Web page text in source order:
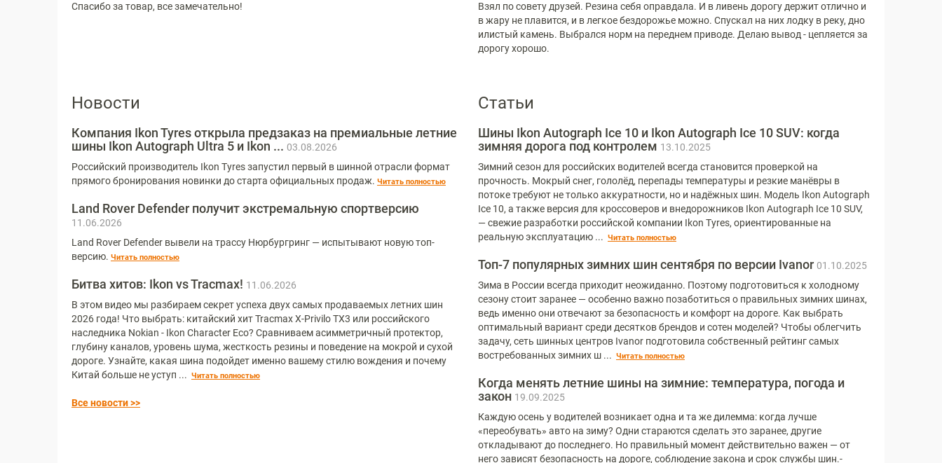
Спасибо за товар, все замечательно!
Взял по совету друзей. Резина себя оправдала. И в ливень дорогу держит отлично и
в жару не плавится, и в легкое бездорожье можно. Спускал на них лодку в реку, дно
илистый камень. Выбрался норм на переднем приводе. Делаю вывод - цепляется за
дорогу хорошо.
Новости
Компания Ikon Tyres открыла предзаказ на премиальные летние
шины Ikon Autograph Ultra 5 и Ikon ... 03.08.2026
Российский производитель Ikon Tyres запустил первый в шинной отрасли формат
прямого бронирования новинки до старта официальных продаж.­ Читать полностью
Land Rover Defender получит экстремальную спортверсию
11.06.2026
Land Rover Defender вывели на трассу Нюрбургринг — испытывают новую топ-
версию.­ Читать полностью
Битва хитов: Ikon vs Tracmax! 11.06.2026
В этом видео мы разбираем секрет успеха двух самых продаваемых летних шин
2026 года! Что выбрать: китайский хит Tracmax X-Privilo TX3 или российского
наследника Nokian - Ikon Character Eco? Сравниваем асимметричный протектор,
глубину каналов, уровень шума, жесткость резины и поведение на мокрой и сухой
дороге. Узнайте, какая шина подойдет именно вашему стилю вождения и почему
Китай больше не уступ ... ­ Читать полностью
Все новости >>
Статьи
Шины Ikon Autograph Ice 10 и Ikon Autograph Ice 10 SUV: когда
зимняя дорога под контролем 13.10.2025
Зимний сезон для российских водителей всегда становится проверкой на
прочность. Мокрый снег, гололёд, перепады температуры и резкие манёвры в
потоке требуют не только аккуратности, но и надёжных шин. Модель Ikon Autograph
Ice 10, а также версия для кроссоверов и внедорожников Ikon Autograph Ice 10 SUV,
— свежие разработки российской компании Ikon Tyres, ориентированные на
реальную эксплуатацию ... ­ Читать полностью
Топ-7 популярных зимних шин сентября по версии Ivanor 01.10.2025
Зима в России всегда приходит неожиданно. Поэтому подготовиться к холодному
сезону стоит заранее — особенно важно позаботиться о правильных зимних шинах,
ведь именно они отвечают за безопасность и комфорт на дороге. Как выбрать
оптимальный вариант среди десятков брендов и сотен моделей? Чтобы облегчить
задачу, сеть шинных центров Ivanor подготовила собственный рейтинг самых
востребованных зимних ш ... ­ Читать полностью
Когда менять летние шины на зимние: температура, погода и
закон 19.09.2025
Каждую осень у водителей возникает одна и та же дилемма: когда лучше
«переобувать» авто на зиму? Одни стараются сделать это заранее, другие
откладывают до последнего. Но правильный момент действительно важен — от
него зависят безопасность на дороге, соблюдение закона и срок службы шин.­